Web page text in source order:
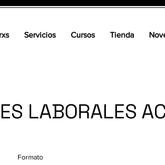
Servicios Cursos Tienda
LABORALES
Formato